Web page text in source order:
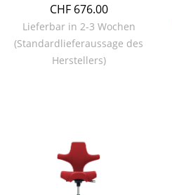
Sideboards & Kommoden
TV Möbel
Kleinaufbewahrung
Einzelteile
CHF 676.00
Lieferbar in 2-3 Wochen
(Standardlieferaussage des
Herstellers)